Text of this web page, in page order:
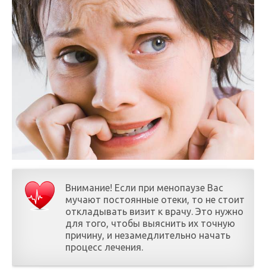
Внимание! Если при менопаузе Вас
мучают постоянные отеки, то не стоит
откладывать визит к врачу. Это нужно
для того, чтобы выяснить их точную
причину, и незамедлительно начать
процесс лечения.